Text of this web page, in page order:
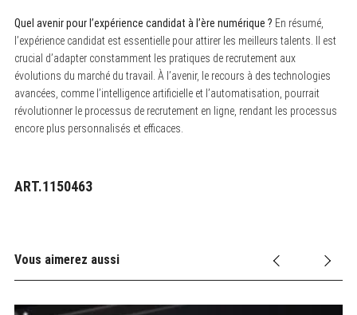
Quel avenir pour l’expérience candidat à l’ère numérique ? En résumé,
l’expérience candidat est essentielle pour attirer les meilleurs talents. Il est
crucial d’adapter constamment les pratiques de recrutement aux
évolutions du marché du travail. À l’avenir, le recours à des technologies
avancées, comme l’intelligence artificielle et l’automatisation, pourrait
révolutionner le processus de recrutement en ligne, rendant les processus
encore plus personnalisés et efficaces.
ART.1150463
Vous aimerez aussi